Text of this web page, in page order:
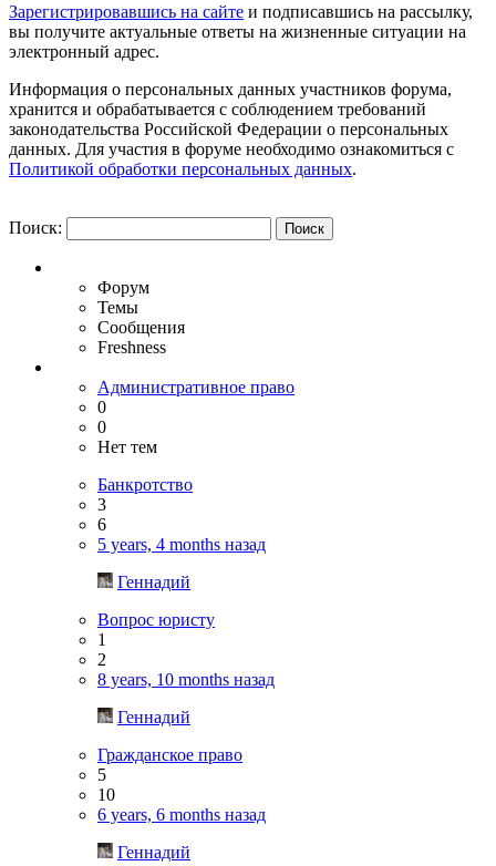
Зарегистрировавшись на сайте и подписавшись на рассылку,
вы получите актуальные ответы на жизненные ситуации на
электронный адрес.
Информация о персональных данных участников форума,
хранится и обрабатывается с соблюдением требований
законодательства Российской Федерации о персональных
данных. Для участия в форуме необходимо ознакомиться с
Политикой обработки персональных данных.
Поиск:
Форум
Темы
Сообщения
Freshness
Административное право
0
0
Нет тем
Банкротство
3
6
5 years, 4 months назад
Геннадий
Вопрос юристу
1
2
8 years, 10 months назад
Геннадий
Гражданское право
5
10
6 years, 6 months назад
Геннадий